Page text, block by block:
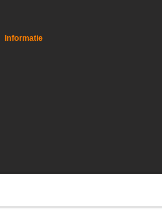
Informatie